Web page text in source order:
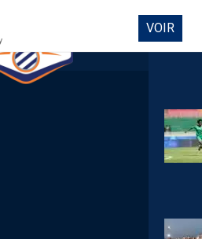
DIRECT
VOIR